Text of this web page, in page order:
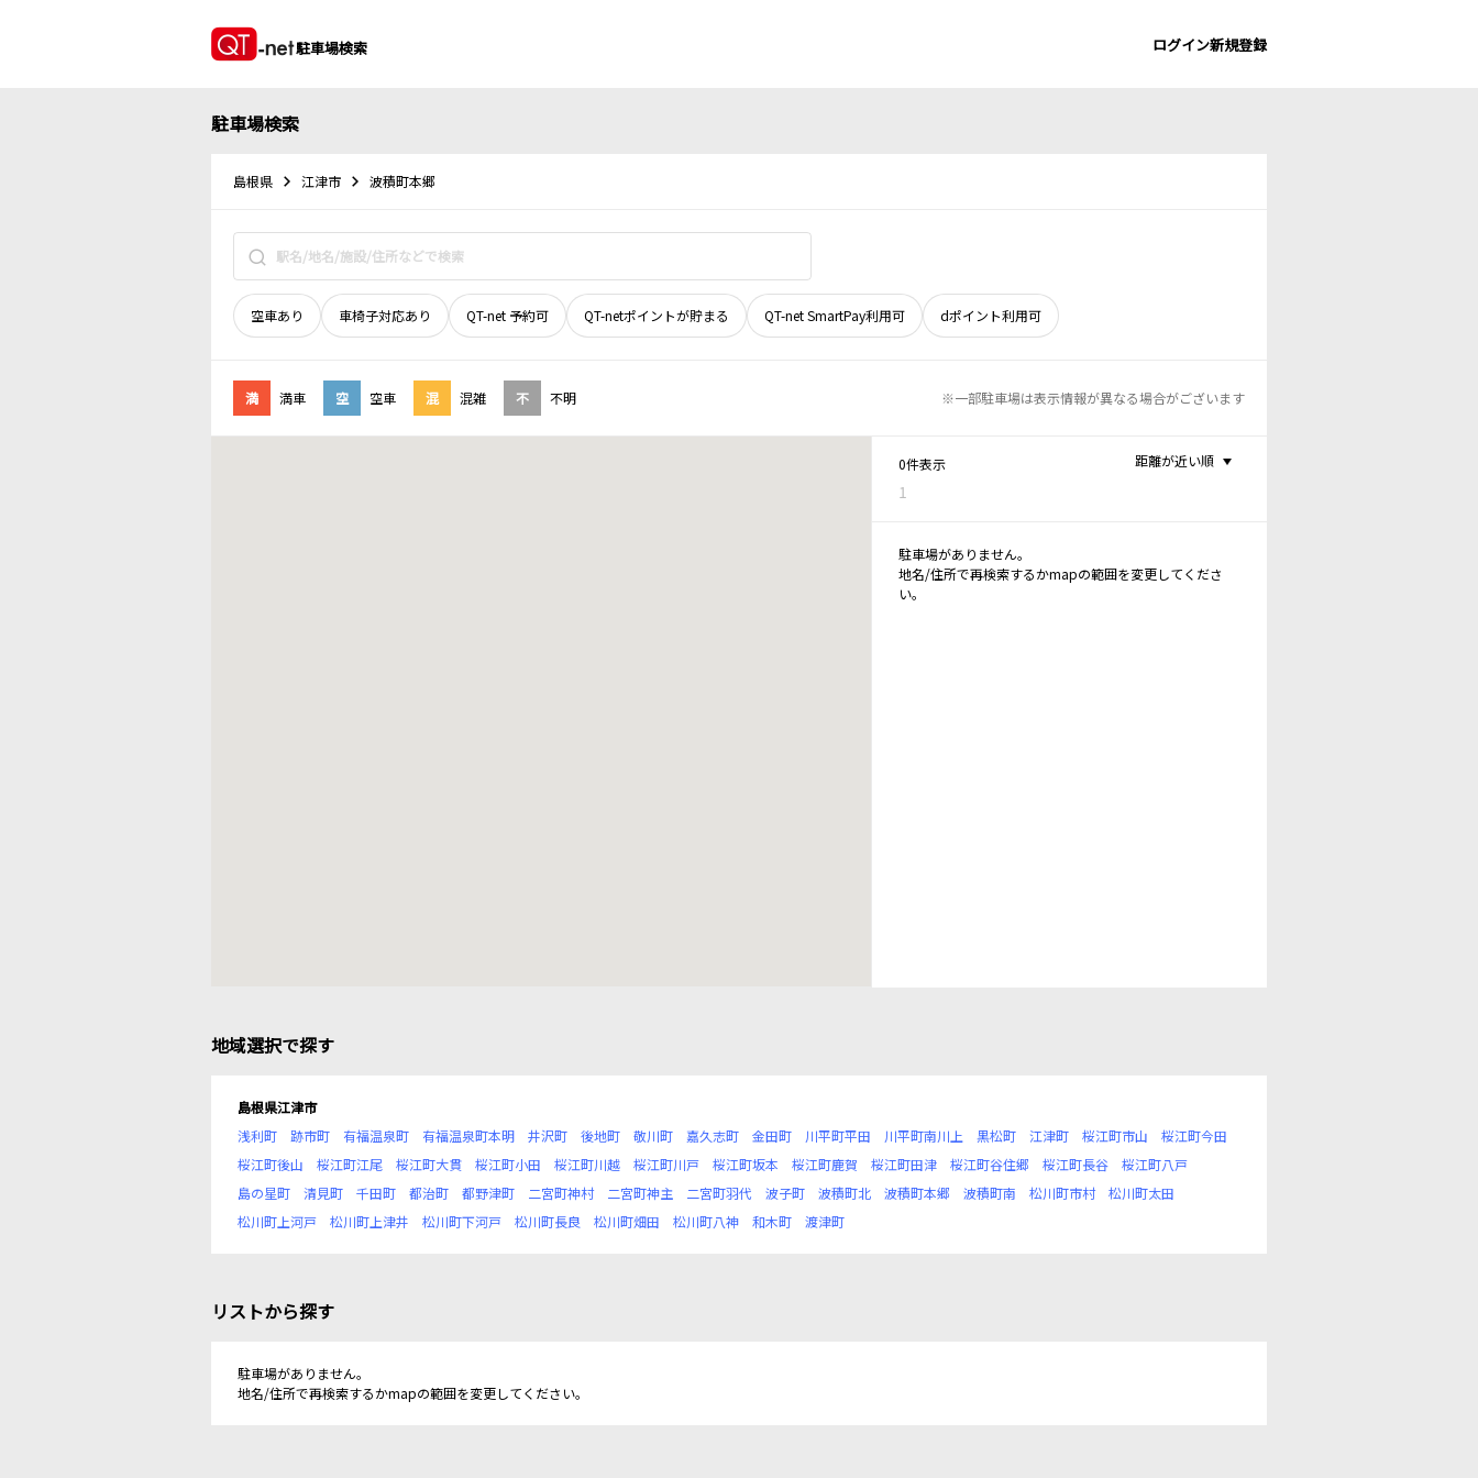
駐車場検索 ログイン新規登録
駐車場検索
島根県 江津市 波積町本郷
空車あり 車椅子対応あり QT-net 予約可 QT-netポイントが貯まる QT-net SmartPay利用可 dポイント利用可
満 満車 空 空車 混 混雑 不 不明 ※一部駐車場は表示情報が異なる場合がございます
0件表示
1
距離が近い順
駐車場がありません。
地名/住所で再検索するかmapの範囲を変更してくださ
い。
地域選択で探す
島根県江津市
浅利町
跡市町 有福温泉町 有福温泉町本明 井沢町 後地町 敬川町 嘉久志町 金田町 川平町平田 川平町南川上 黒松町 江津町 桜江町市山
桜江町今田
桜江町後山
桜江町江尾 桜江町大貫 桜江町小田 桜江町川越 桜江町川戸 桜江町坂本 桜江町鹿賀 桜江町田津 桜江町谷住郷 桜江町長谷
桜江町八戸
島の星町
清見町 千田町 都治町 都野津町 二宮町神村 二宮町神主 二宮町羽代 波子町 波積町北 波積町本郷 波積町南 松川町市村
松川町太田
松川町上河戸
松川町上津井 松川町下河戸 松川町長良 松川町畑田 松川町八神 和木町 渡津町
リストから探す
駐車場がありません。
地名/住所で再検索するかmapの範囲を変更してください。